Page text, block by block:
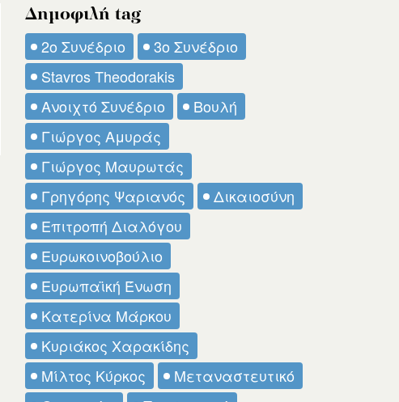
Δημοφιλή tag
2ο Συνέδριο
3ο Συνέδριο
Stavros Theodorakis
Ανοιχτό Συνέδριο
Βουλή
Γιώργος Αμυράς
Γιώργος Μαυρωτάς
Γρηγόρης Ψαριανός
Δικαιοσύνη
Επιτροπή Διαλόγου
Ευρωκοινοβούλιο
Ευρωπαϊκή Ένωση
Κατερίνα Μάρκου
Κυριάκος Χαρακίδης
Μίλτος Κύρκος
Μεταναστευτικό